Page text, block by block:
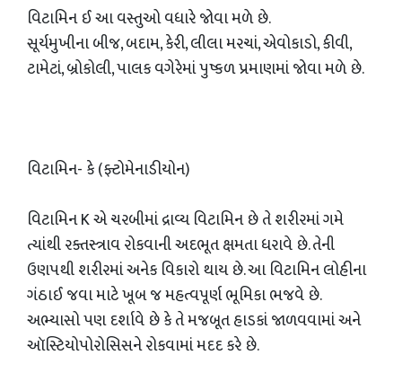
વિટામિન ઈ આ વસ્તુઓ વધારે જોવા મળે છે.
સૂર્યમુખીના બીજ, બદામ, કેરી, લીલા મરચાં, એવોકાડો, કીવી,
ટામેટાં, બ્રોકોલી, પાલક વગેરેમાં પુષ્કળ પ્રમાણમાં જોવા મળે છે.
વિટામિન- કે (ફ્ટોમેનાડીયોન)
વિટામિન K એ ચરબીમાં દ્રાવ્ય વિટામિન છે તે શરીરમાં ગમે
ત્યાંથી રક્તસ્ત્રાવ રોકવાની અદભૂત ક્ષમતા ધરાવે છે. તેની
ઉણપથી શરીરમાં અનેક વિકારો થાય છે. આ વિટામિન લોહીના
ગંઠાઈ જવા માટે ખૂબ જ મહત્વપૂર્ણ ભૂમિકા ભજવે છે.
અભ્યાસો પણ દર્શાવે છે કે તે મજબૂત હાડકાં જાળવવામાં અને
ઑસ્ટિયોપોરોસિસને રોકવામાં મદદ કરે છે.